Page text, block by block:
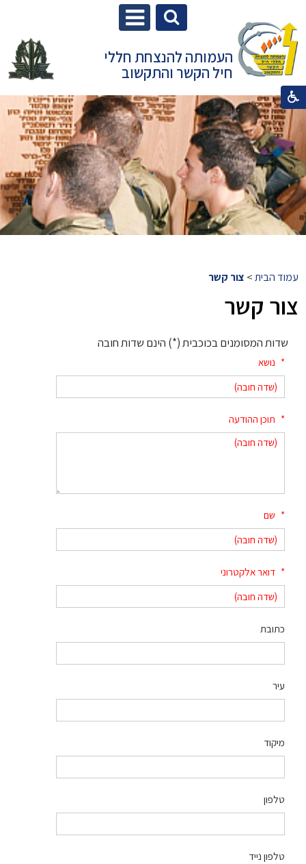
העמותה להנצחת חללי
חיל הקשר והתקשוב
עמוד הבית> צור קשר
צור קשר
שדות המסומנים בכוכבית (*) הינם שדות חובה
* נושא
* תוכן ההודעה
* שם
* דואר אלקטרוני
כתובת
עיר
מיקוד
טלפון
טלפון נייד